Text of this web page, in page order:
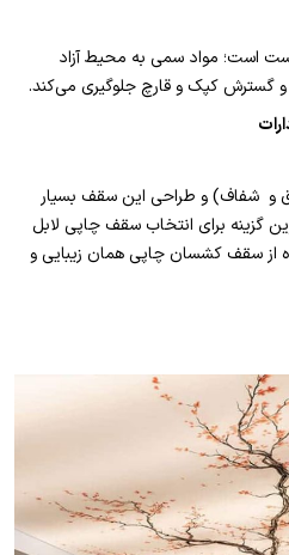
است؛ مواد سمی به محیط آزاد
گسترش کپک و قارچ جلوگیری می‌کند.
و شفاف) و طراحی این سقف بسیار
گزینه برای انتخاب سقف چاپی لابل
از سقف کشسان چاپی همان زیبایی و